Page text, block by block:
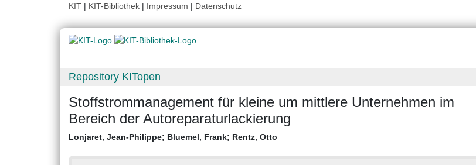
KIT | KIT-Bibliothek | Impressum | Datenschutz
Repository KITopen
Stoffstrommanagement für kleine um mittlere Unternehmen im
Bereich der Autoreparaturlackierung
Lonjaret, Jean-Philippe; Bluemel, Frank; Rentz, Otto